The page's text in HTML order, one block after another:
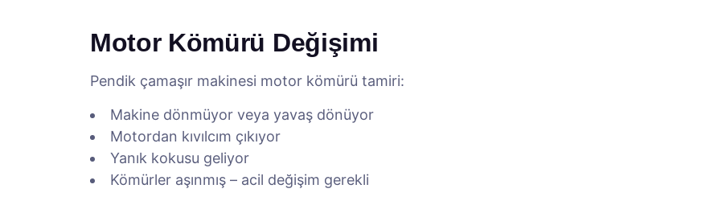
Motor Kömürü Değişimi
Pendik çamaşır makinesi motor kömürü tamiri:
Makine dönmüyor veya yavaş dönüyor
Motordan kıvılcım çıkıyor
Yanık kokusu geliyor
Kömürler aşınmış – acil değişim gerekli